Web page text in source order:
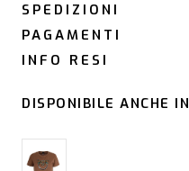
SPEDIZIONI
PAGAMENTI
INFO RESI
DISPONIBILE ANCHE IN